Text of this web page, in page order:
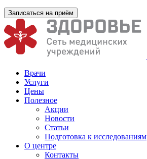
Записаться на приём
Врачи
Услуги
Цены
Полезное
Акции
Новости
Статьи
Подготовка к исследованиям
О центре
Контакты